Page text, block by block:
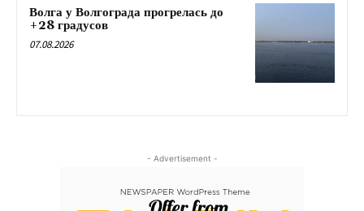
Волга у Волгограда прогрелась до
+28 градусов
07.08.2026
- Advertisement -